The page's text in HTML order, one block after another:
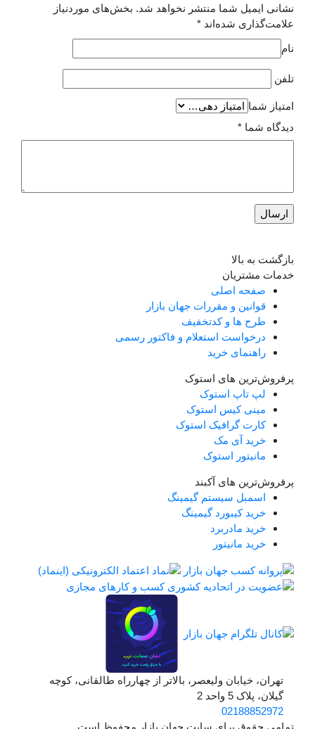
شما منتشر نخواهد شد.
بخش‌های موردنیاز
شده‌اند*
بالا
اصلی
و مقررات جهان بازار
ها و کدتخفیف
استعلام و فاکتور رسمی
خرید
های استوک
تاپ استوک
کیس استوک
گرافیک استوک
آی مک
استوک
های آکبند
سیستم گیمینگ
کیبورد گیمینگ
مادربرد
مانیتور
خیابان ولیعصر، بالاتر از چهارراه طالقانی، کوچه